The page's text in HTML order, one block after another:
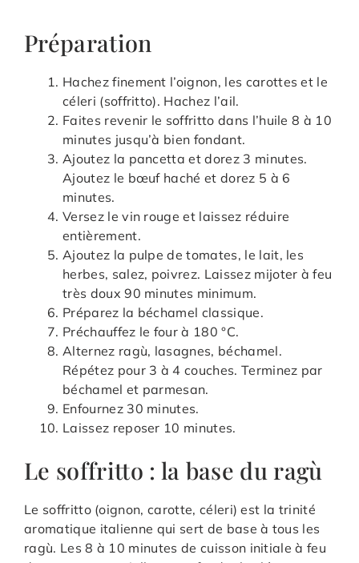
Préparation
Hachez finement l’oignon, les carottes et le
céleri (soffritto). Hachez l’ail.
Faites revenir le soffritto dans l’huile 8 à 10
minutes jusqu’à bien fondant.
Ajoutez la pancetta et dorez 3 minutes.
Ajoutez le bœuf haché et dorez 5 à 6
minutes.
Versez le vin rouge et laissez réduire
entièrement.
Ajoutez la pulpe de tomates, le lait, les
herbes, salez, poivrez. Laissez mijoter à feu
très doux 90 minutes minimum.
Préparez la béchamel classique.
Préchauffez le four à 180 °C.
Alternez ragù, lasagnes, béchamel.
Répétez pour 3 à 4 couches. Terminez par
béchamel et parmesan.
Enfournez 30 minutes.
Laissez reposer 10 minutes.
Le soffritto : la base du ragù
Le soffritto (oignon, carotte, céleri) est la trinité
aromatique italienne qui sert de base à tous les
ragù. Les 8 à 10 minutes de cuisson initiale à feu